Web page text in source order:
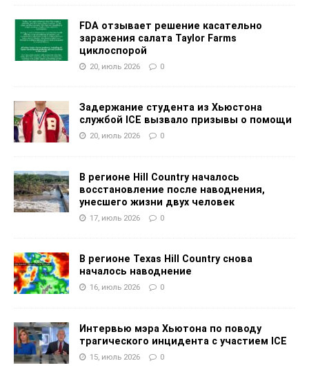
FDA отзывает решение касательно
заражения салата Taylor Farms
циклоспорой
20, июль 2026 0
Задержание студента из Хьюстона
службой ICE вызвало призывы о помощи
20, июль 2026 0
В регионе Hill Country началось
восстановление после наводнения,
унесшего жизни двух человек
17, июль 2026 0
В регионе Texas Hill Country снова
началось наводнение
16, июль 2026 0
Интервью мэра Хьютона по поводу
трагического инцидента с участием ICE
15, июль 2026 0